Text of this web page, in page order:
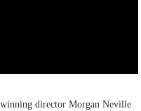
director Morgan Neville